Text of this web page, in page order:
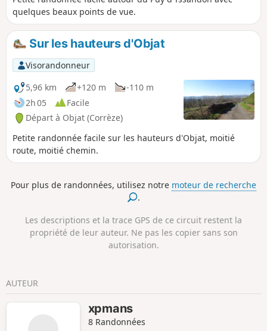
quelques beaux points de vue.
Sur les hauteurs d'Objat
Visorandonneur
5,96 km
+120 m
-110 m
2h 05
Facile
Départ à Objat (Corrèze)
Petite randonnée facile sur les hauteurs d'Objat, moitié
route, moitié chemin.
Pour plus de randonnées, utilisez notre moteur de recherche
.
Les descriptions et la trace GPS de ce circuit restent la
propriété de leur auteur. Ne pas les copier sans son
autorisation.
AUTEUR
xpmans
8 Randonnées